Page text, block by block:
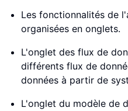
Les fonctionnalités de
organisées en onglets.
L'onglet des flux de
différents flux de
données à partir de
L'onglet du modèle de